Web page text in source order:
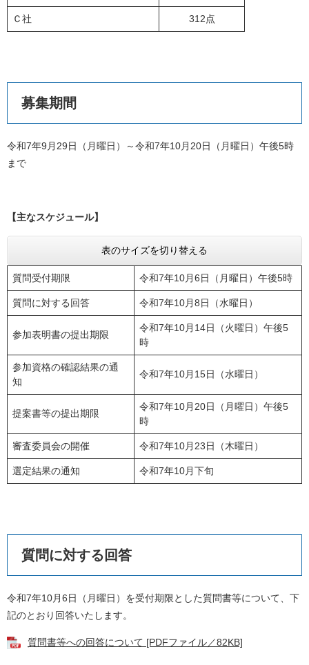
Ｃ社 312点
募集期間
令和7年9月29日（月曜日）～令和7年10月20日（月曜日）午後5時
まで
【主なスケジュール】
表のサイズを切り替える
質問受付期限 令和7年10月6日（月曜日）午後5時
質問に対する回答 令和7年10月8日（水曜日）
参加表明書の提出期限
令和7年10月14日（火曜日）午後5
時
参加資格の確認結果の通
知
令和7年10月15日（水曜日）
提案書等の提出期限
令和7年10月20日（月曜日）午後5
時
審査委員会の開催 令和7年10月23日（木曜日）
選定結果の通知 令和7年10月下旬
質問に対する回答
令和7年10月6日（月曜日）を受付期限とした質問書等について、下
記のとおり回答いたします。
質問書等への回答について [PDFファイル／82KB]